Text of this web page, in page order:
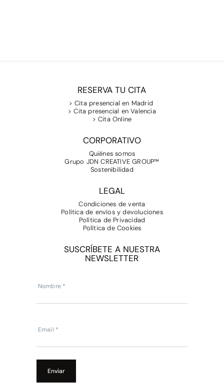
RESERVA TU CITA
> Cita presencial en Madrid
> Cita presencial en Valencia
> Cita Online
CORPORATIVO
Quiénes somos
Grupo JDN CREATIVE GROUP™
Sostenibilidad
LEGAL
Condiciones de venta
Política de envíos y devoluciones
Política de Privacidad
Política de Cookies
SUSCRÍBETE A NUESTRA
NEWSLETTER
Nombre *
Email *
Enviar